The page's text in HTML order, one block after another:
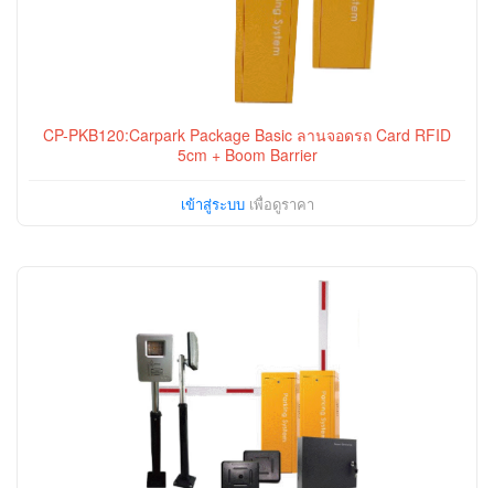
CP-PKB120:Carpark Package Basic ลานจอดรถ Card RFID
5cm + Boom Barrier
เข้าสู่ระบบเพื่อดูราคา